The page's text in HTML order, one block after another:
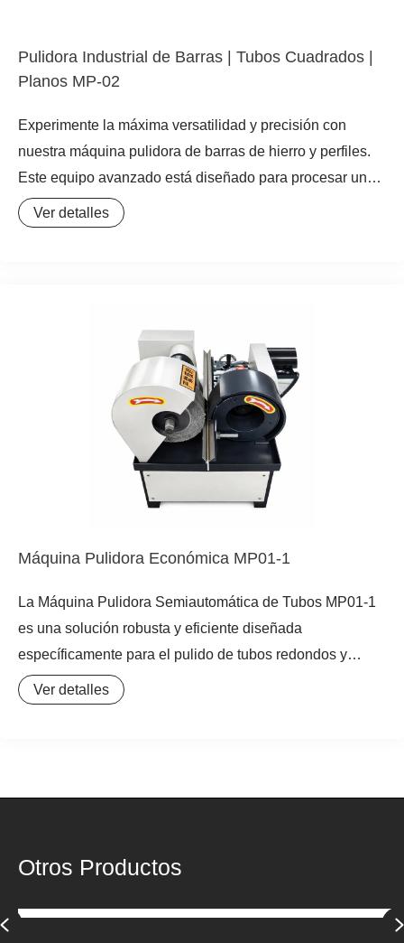
Pulidora Industrial de Barras | Tubos Cuadrados |
Planos MP-02
Experimente la máxima versatilidad y precisión con
nuestra máquina pulidora de barras de hierro y perfiles.
Este equipo avanzado está diseñado para procesar una
variedad de materiales, incluyendo tubos cuadrados,
tubos rectangulares, barras planas, ángulos y perfiles en
la convierte en una herramienta indispensable para la
carpintería metálica y la fabricación industrial. La
incorporación de un sistema de extracción de polvo y
cubiertas protectoras transparentes y elevables asegura
un entorno de trabajo seguro y limpio, destacando su
compromiso con la seguridad y la eficiencia en el
tratamiento de superficies metálicas industriales.
Ver detalles
Máquina Pulidora Económica MP01-1
La Máquina Pulidora Semiautomática de Tubos MP01-1
es una solución robusta y eficiente diseñada
específicamente para el pulido de tubos redondos y
rectos, así como para el acabado de resistencias
eléctricas. Este equipo de pulido industrial es ideal para
Ver detalles
Otros Productos
Previous